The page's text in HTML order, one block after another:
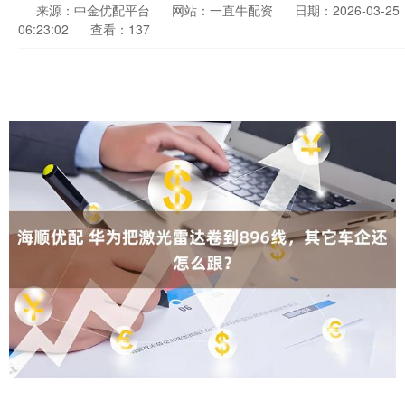
来源：中金优配平台 网站：一直牛配资
日期：2026-03-25
06:23:02
查看：137